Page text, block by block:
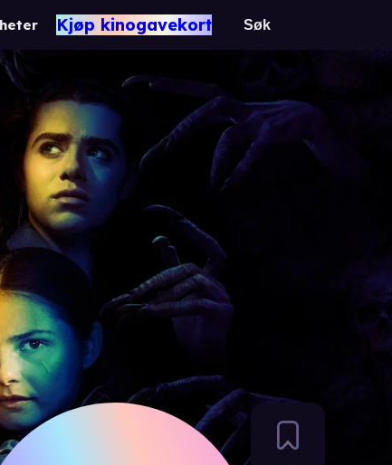
Kjøp kinogavekort